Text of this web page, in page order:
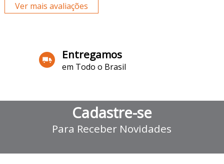
Ver mais avaliações
Entregamos
em Todo o Brasil
Cadastre-se
Para Receber Novidades